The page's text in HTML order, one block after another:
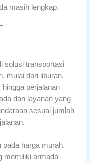
masih lengkap.
solusi transportasi
mulai dari liburan,
hingga perjalanan
dan layanan yang
sesuai jumlah
pada harga murah.
memiliki armada